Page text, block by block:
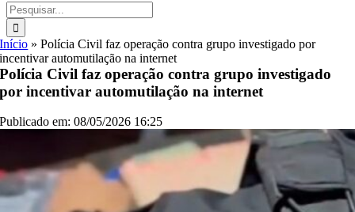
Buscar
resultados
para:
Início »Polícia Civil faz operação contra grupo investigado por
incentivar automutilação na internet
Polícia Civil faz operação contra grupo investigado
por incentivar automutilação na internet
Publicado em: 08/05/2026 16:25